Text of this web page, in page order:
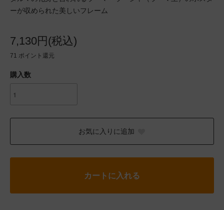
ーが収められた美しいフレーム
7,130円(税込)
71 ポイント還元
購入数
お気に入りに追加
カートに入れる